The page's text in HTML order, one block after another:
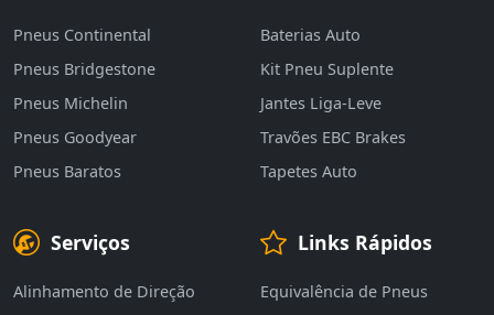
Pneus Continental
Pneus Bridgestone
Pneus Michelin
Pneus Goodyear
Pneus Baratos
Baterias Auto
Kit Pneu Suplente
Jantes Liga-Leve
Travões EBC Brakes
Tapetes Auto
Serviços
Alinhamento de Direção
Links Rápidos
Equivalência de Pneus